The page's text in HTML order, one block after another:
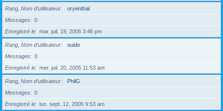
Rang, Nom d’utilisateur
oryenthal
Messages
0
Enregistré le
mar. juil. 19, 2005 3:46 pm
Rang, Nom d’utilisateur
ouide
Messages
0
Enregistré le
mer. juil. 20, 2005 11:53 am
Rang, Nom d’utilisateur
PhilG
Messages
0
Enregistré le
lun. sept. 12, 2005 9:53 am